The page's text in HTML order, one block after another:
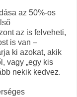
az 50%-os
az is felveheti,
is van –
ki azokat, akik
vagy „egy kis
nekik kedvez.